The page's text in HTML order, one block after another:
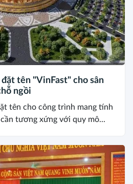
tên "VinFast" cho sân
ngồi
tên cho công trình mang tính
tương xứng với quy mô...